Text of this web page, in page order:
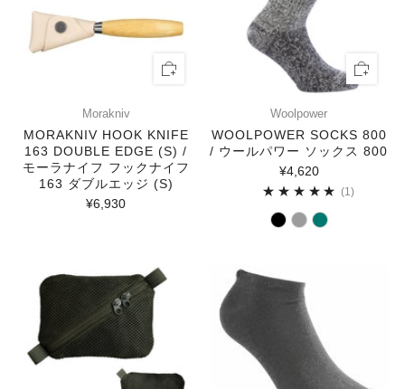
Morakniv
MORAKNIV HOOK KNIFE
163 DOUBLE EDGE (S) /
モーラナイフ フックナイフ
163 ダブルエッジ (S)
¥6,930
Woolpower
WOOLPOWER SOCKS 800
/ ウールパワー ソックス 800
¥4,620
(1)1